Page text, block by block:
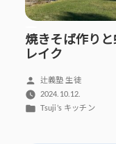
焼きそば作りと
レイク
投
稿
者:
辻義塾 生徒
2024.10.12.
カ
Tsuji’s キッチン